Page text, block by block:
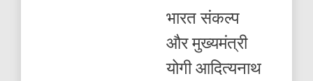
भारत संकल्प
और मुख्यमंत्री
योगी आदित्यनाथ